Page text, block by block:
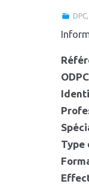
DPC,
ODPC
Type